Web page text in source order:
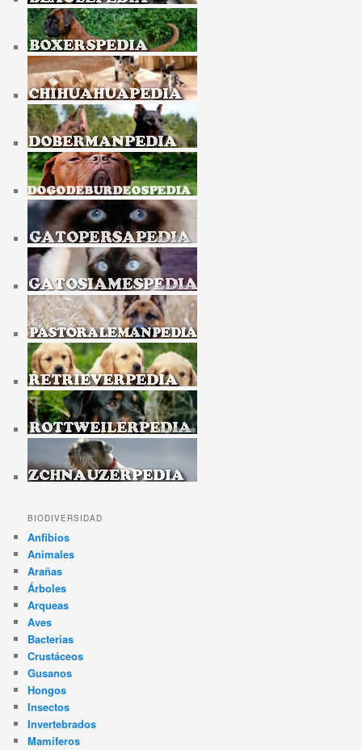
BIODIVERSIDAD
Anfibios
Animales
Arañas
Árboles
Arqueas
Aves
Bacterias
Crustáceos
Gusanos
Hongos
Insectos
Invertebrados
Mamíferos